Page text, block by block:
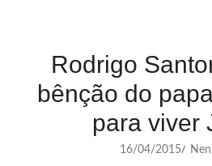
Rodrigo
bênção do
para viver
16/04/2015/